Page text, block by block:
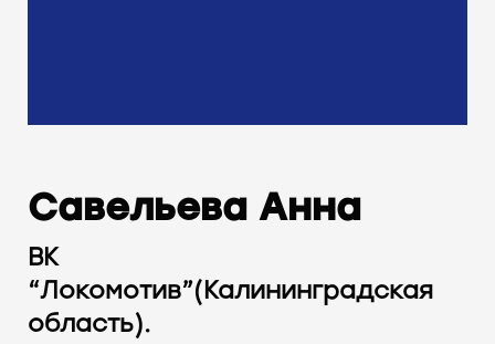
Савельева Анна
ВК
“Локомотив”(Калининградская
область).